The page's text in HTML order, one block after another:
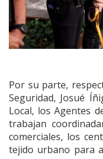
Por su parte,
Seguridad, Josué
Local, los Agentes
trabajan
comerciales, los
tejido urbano para